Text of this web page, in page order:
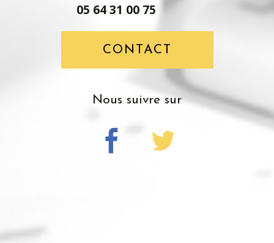
05 64 31 00 75
CONTACT
Nous suivre sur